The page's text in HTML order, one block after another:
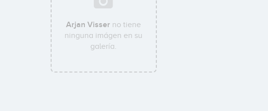
Arjan Visser no tiene
ninguna imágen en su
galería.